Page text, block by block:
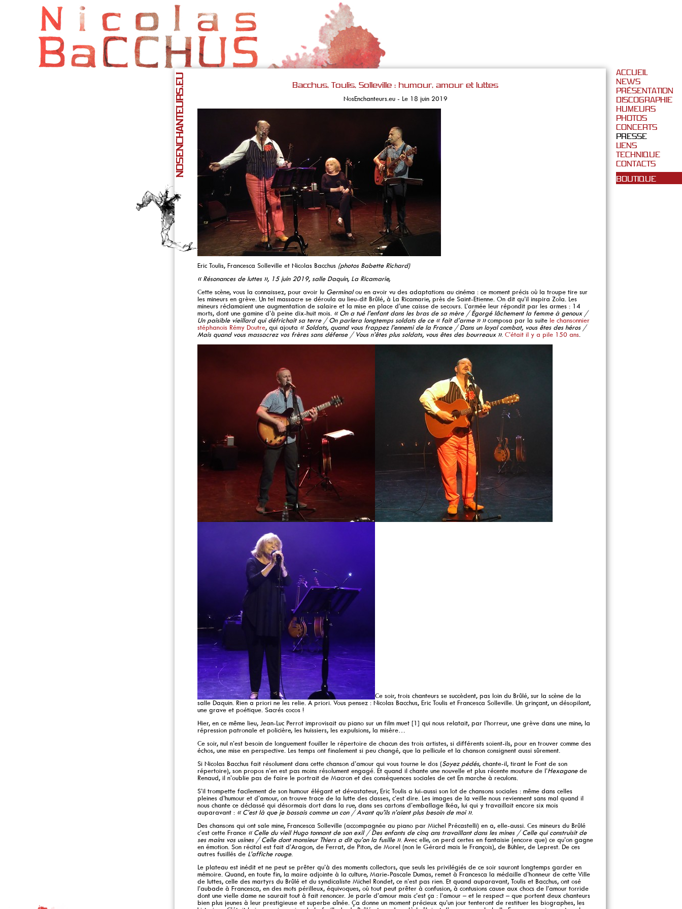
ACCUEIL
NEWS
PRÉSENTATION
DISCOGRAPHIE
HUMEURS
PHOTOS
CONCERTS
PRESSE
LIENS
TECHNIQUE
CONTACTS
BOUTIQUE
NOSENCHANTEURS.EU Bacchus, Toulis, Solleville : humour, amour et luttes
NosEnchanteurs.eu - Le 18 juin 2019
Eric Toulis, Francesca Solleville et Nicolas Bacchus (photos Babette Richard)
« Résonances de luttes », 15 juin 2019, salle Daquin, La Ricamarie,
Cette scène, vous la connaissez, pour avoir lu Germinalou en avoir vu des adaptations au cinéma : ce moment précis où la troupe tire sur
les mineurs en grève. Un tel massacre se déroula au lieu-dit Brûlé, à La Ricamarie, près de Saint-Etienne. On dit qu’il inspira Zola. Les
mineurs réclamaient une augmentation de salaire et la mise en place d’une caisse de secours. L’armée leur répondit par les armes : 14
morts, dont une gamine d’à peine dix-huit mois. « On a tué l’enfant dans les bras de sa mère / Égorgé lâchement la femme à genoux /
Un paisible vieillard qui défrichait sa terre / On parlera longtemps soldats de ce « fait d’arme » »composa par la suite le chansonnier
stéphanois Rémy Doutre, qui ajouta « Soldats, quand vous frappez l’ennemi de la France / Dans un loyal combat, vous êtes des héros /
Mais quand vous massacrez vos frères sans défense / Vous n’êtes plus soldats, vous êtes des bourreaux ». C’était il y a pile 150 ans.
Ce soir, trois chanteurs se succèdent, pas loin du Brûlé, sur la scène de la
salle Daquin. Rien a priori ne les relie. A priori. Vous pensez : Nicolas Bacchus, Eric Toulis et Francesca Solleville. Un grinçant, un désopilant,
une grave et poétique. Sacrés cocos !
Hier, en ce même lieu, Jean-Luc Perrot improvisait au piano sur un film muet [1] qui nous relatait, par l’horreur, une grève dans une mine, la
répression patronale et policière, les huissiers, les expulsions, la misère…
Ce soir, nul n’est besoin de longuement fouiller le répertoire de chacun des trois artistes, si différents soient-ils, pour en trouver comme des
échos, une mise en perspective. Les temps ont finalement si peu changé, que la pellicule et la chanson consignent aussi sûrement.
Si Nicolas Bacchus fait résolument dans cette chanson d’amour qui vous tourne le dos (Soyez pédés, chante-il, tirant le Font de son
répertoire), son propos n’en est pas moins résolument engagé. Et quand il chante une nouvelle et plus récente mouture de l’Hexagonede
Renaud, il n’oublie pas de faire le portrait de Macron et des conséquences sociales de cet En marche à reculons.
S’il trompette facilement de son humour élégant et dévastateur, Eric Toulis a lui-aussi son lot de chansons sociales : même dans celles
pleines d’humour et d’amour, on trouve trace de la lutte des classes, c’est dire. Les images de la veille nous reviennent sans mal quand il
nous chante ce déclassé qui désormais dort dans la rue, dans ses cartons d’emballage Ikéa, lui qui y travaillait encore six mois
auparavant : « C’est là que je bossais comme un con / Avant qu’ils n’aient plus besoin de moi ».
Des chansons qui ont sale mine, Francesca Solleville (accompagnée au piano par Michel Précastelli) en a, elle-aussi. Ces mineurs du Brûlé
c’est cette France « Celle du vieil Hugo tonnant de son exil / Des enfants de cinq ans travaillant dans les mines / Celle qui construisit de
ses mains vos usines / Celle dont monsieur Thiers a dit qu’on la fusille ». Avec elle, on perd certes en fantaisie (encore que) ce qu’on gagne
en émotion. Son récital est fait d’Aragon, de Ferrat, de Piton, de Morel (non le Gérard mais le François), de Bühler, de Leprest. De ces
autres fusillés de L’affiche rouge.
Le plateau est inédit et ne peut se prêter qu’à des moments collectors, que seuls les privilégiés de ce soir sauront longtemps garder en
mémoire. Quand, en toute fin, la maire adjointe à la culture, Marie-Pascale Dumas, remet à Francesca la médaille d’honneur de cette Ville
de luttes, celle des martyrs du Brûlé et du syndicaliste Michel Rondet, ce n’est pas rien. Et quand auparavant, Toulis et Bacchus, ont osé
l’aubade à Francesca, en des mots périlleux, équivoques, où tout peut prêter à confusion, à contusions cause aux chocs de l’amour torride
dont une vielle dame ne saurait tout à fait renoncer. Je parle d’amour mais c’est ça : l’amour – et le respect – que portent deux chanteurs
bien plus jeunes à leur prestigieuse et superbe aînée. Ça donne un moment précieux qu’un jour tenteront de restituer les biographes, les